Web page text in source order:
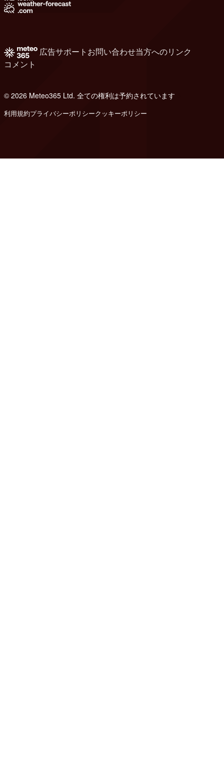
広告サポート お問い合わせ当方へのリンク
コメント
© 2026 Meteo365 Ltd. 全ての権利は予約されています
利用規約プライバシーポリシークッキーポリシー